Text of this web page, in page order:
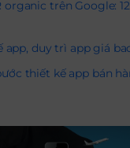
organic trên Google:
app, duy trì app giá
thiết kế app bán